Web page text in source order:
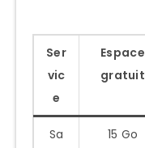
Ser
vic
e
Espace
gratuit
Sa
15 Go